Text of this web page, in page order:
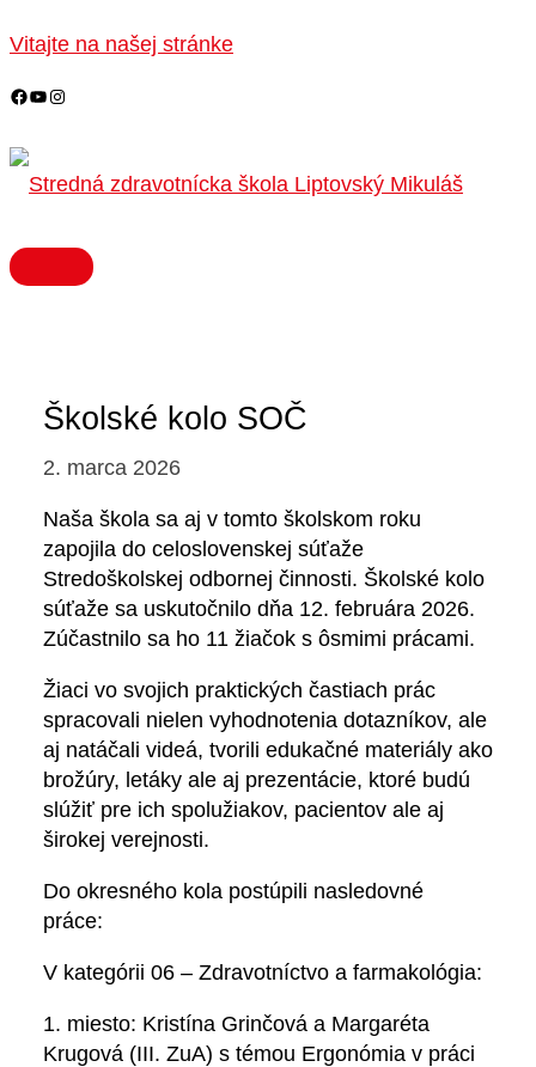
na
Vitajte na našej stránke
Školské kolo SOČ
2. marca 2026
Naša škola sa aj v tomto školskom roku
zapojila do celoslovenskej súťaže
Stredoškolskej odbornej činnosti. Školské kolo
súťaže sa uskutočnilo dňa 12. februára 2026.
Zúčastnilo sa ho 11 žiačok s ôsmimi prácami.
Žiaci vo svojich praktických častiach prác
spracovali nielen vyhodnotenia dotazníkov, ale
aj natáčali videá, tvorili edukačné materiály ako
brožúry, letáky ale aj prezentácie, ktoré budú
slúžiť pre ich spolužiakov, pacientov ale aj
širokej verejnosti.
Do okresného kola postúpili nasledovné
V kategórii 06 – Zdravotníctvo a farmakológia:
1. miesto: Kristína Grinčová a Margaréta
Krugová (III. ZuA) s témou Ergonómia v práci